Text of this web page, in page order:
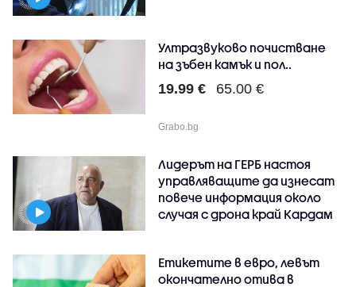
Ултразвуково почистване
на зъбен камък и пол..
19.99 € 65.00 €
Grabo.bg
Лидерът на ГЕРБ настоя
управляващите да изнесат
повече информация около
случая с дрона край Кардам
Етикетите в евро, левът
окончателно отива в